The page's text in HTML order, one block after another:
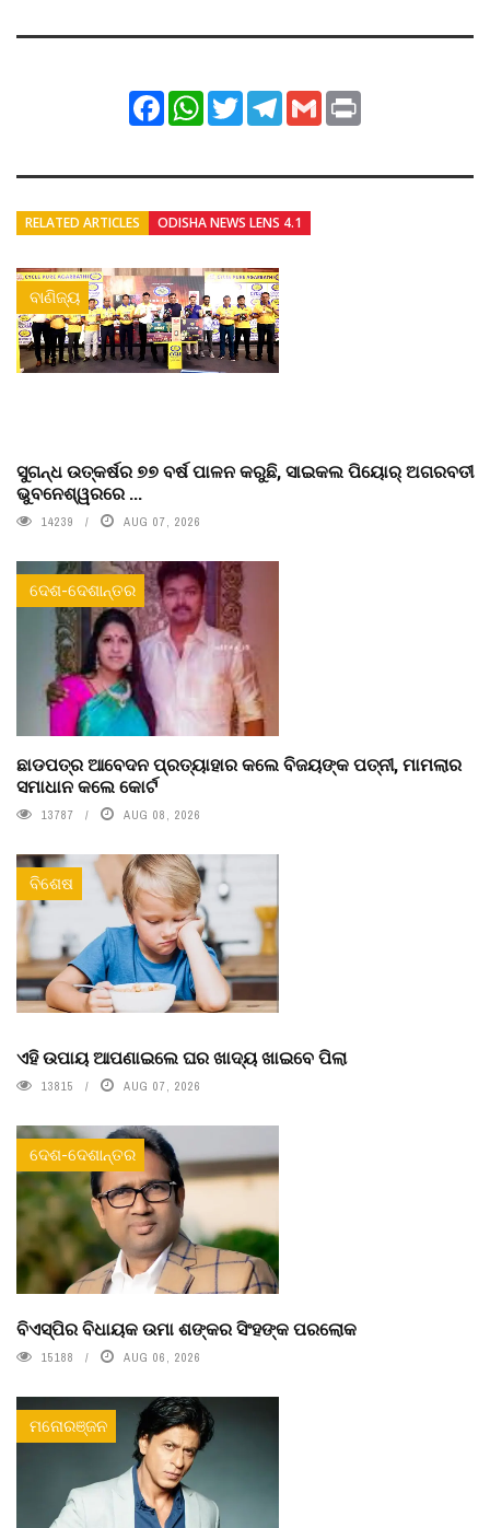
FacebookWhatsApp
TwitterTelegram
Gmail
RELATED ARTICLES ODISHA NEWS LENS 4.1
ବାଣିଜ୍ୟ
ସୁଗନ୍ଧ ଉତ୍କର୍ଷର ୭୭ ବର୍ଷ ପାଳନ କରୁଛି, ସାଇକଲ ପିୟୋର୍‌ ଅଗରବତୀ
ଭୁବନେଶ୍ୱରରେ ...
14239 AUG 07, 2026
ଦେଶ-ଦେଶାନ୍ତର
ଛାଡପତ୍ର ଆବେଦନ ପ୍ରତ୍ୟାହାର କଲେ ବିଜୟଙ୍କ ପତ୍ନୀ, ମାମଲାର
ସମାଧାନ କଲେ କୋର୍ଟ
13787 AUG 08, 2026
ବିଶେଷ
ଏହି ଉପାୟ ଆପଣାଇଲେ ଘର ଖାଦ୍ୟ ଖାଇବେ ପିଲା
13815 AUG 07, 2026
ଦେଶ-ଦେଶାନ୍ତର
ବିଏସ୍‌ପିର ବିଧାୟକ ଉମା ଶଙ୍କର ସିଂହଙ୍କ ପରଲୋକ
15188 AUG 06, 2026
ମନୋରଞ୍ଜନ